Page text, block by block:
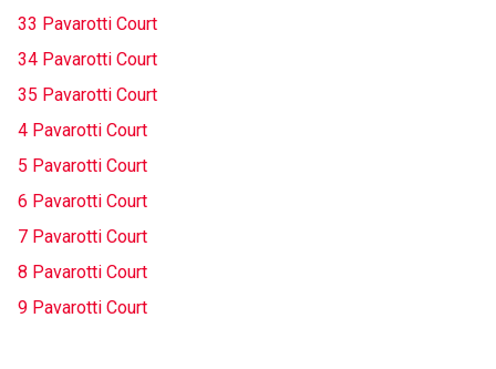
33 Pavarotti Court
34 Pavarotti Court
35 Pavarotti Court
4 Pavarotti Court
5 Pavarotti Court
6 Pavarotti Court
7 Pavarotti Court
8 Pavarotti Court
9 Pavarotti Court